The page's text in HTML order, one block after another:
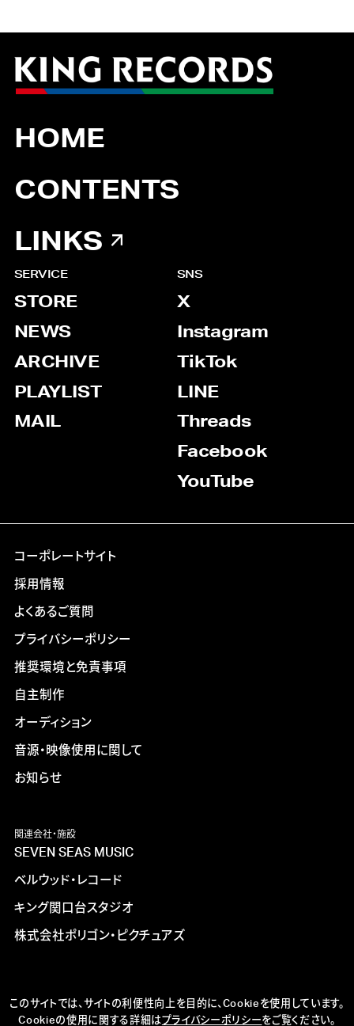
HOME
CONTENTS
LINKS
SERVICE
STORE
NEWS
ARCHIVE
PLAYLIST
MAIL
SNS
X
Instagram
TikTok
LINE
Threads
Facebook
YouTube
コーポレートサイト
採用情報
よくあるご質問
プライバシーポリシー
推奨環境と免責事項
自主制作
オーディション
音源・映像使用に関して
お知らせ
関連会社・施設
SEVEN SEAS MUSIC
ベルウッド・レコード
キング関口台スタジオ
株式会社ポリゴン・ピクチュアズ
このサイトでは、サイトの利便性向上を目的に、Cookieを使用しています。
Cookieの使用に関する詳細はプライバシーポリシーをご覧ください。